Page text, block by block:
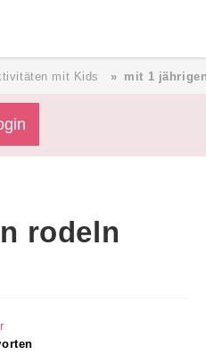
mit Kids mit 1
rodeln